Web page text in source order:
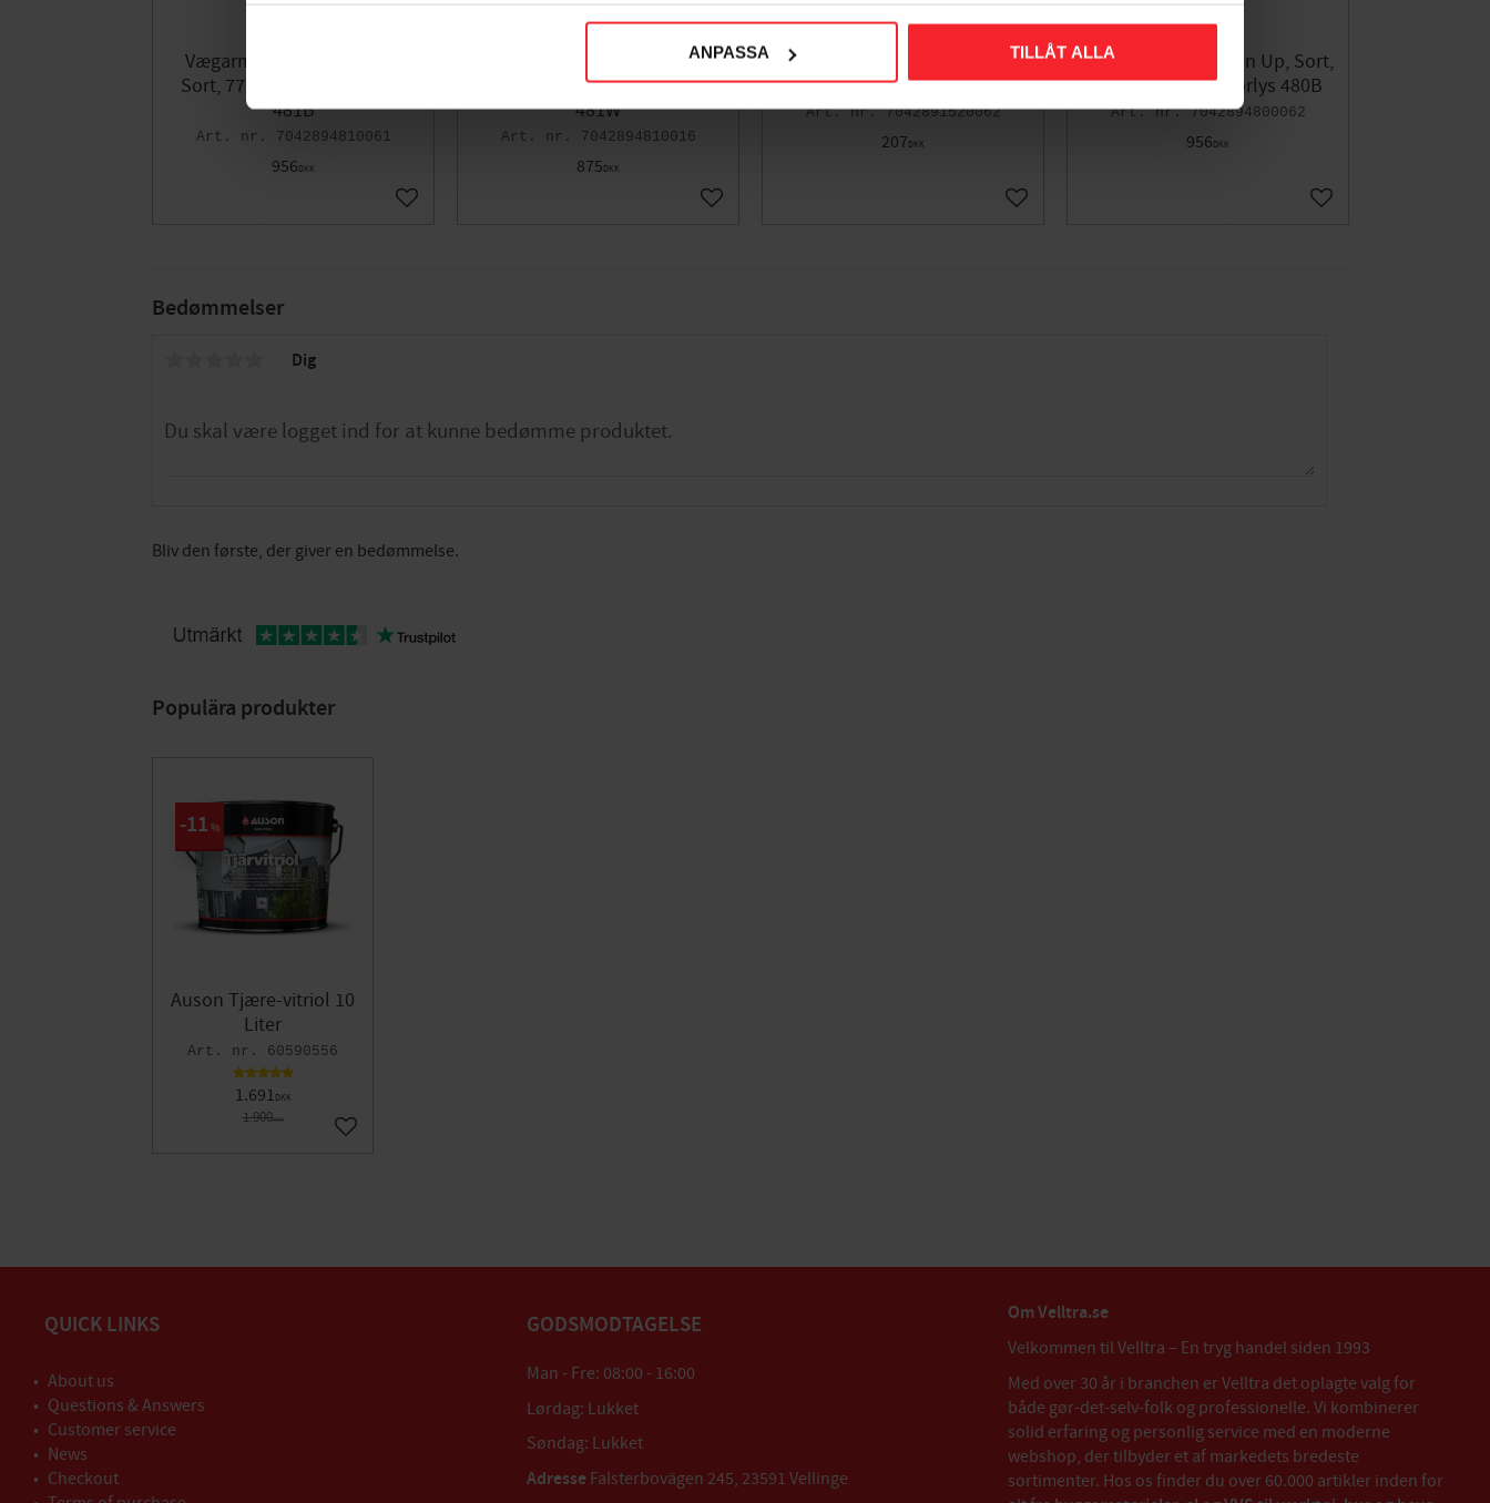
ANPASSA TILLÅT ALLA
Bedømmelser
Dig
Bliv den første, der giver en bedømmelse.
Vægarmatur London Ned,
Sort, 77W, E27, IP54, Norlys
481B
7042894810061
956DKK
Gem som favorit
Vægarmatur London Ned,
Hvid, 77W, E27, IP54, Norlys
481W
7042894810016
875DKK
Gem som favorit
Hjørnebeslag Sort, Norlys
152B
7042891520062
207DKK
Gem som favorit
Vægarmatur London Up, Sort,
77W, E27, IP54, Norlys 480B
7042894800062
956DKK
Gem som favorit
Populära produkter
Auson Tjære-vitriol 10
Liter
60590556
1.691DKK
1.900DKK
11 %
Gem som favorit
QUICK LINKS
About us
Questions & Answers
Customer service
News
Checkout
GODSMODTAGELSE
Man - Fre: 08:00 - 16:00
Lørdag: Lukket
Søndag: Lukket
AdresseFalsterbovägen 245, 23591 Vellinge
Om Velltra.se
Velkommen til Velltra – En tryg handel siden 1993
Med over 30 år i branchen er Velltra det oplagte valg for
både gør-det-selv-folk og professionelle. Vi kombinerer
solid erfaring og personlig service med en moderne
webshop, der tilbyder et af markedets bredeste
sortimenter. Hos os finder du over 60.000 artikler inden for